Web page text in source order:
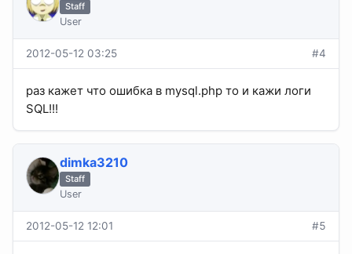
Staff
User
2012-05-12 03:25 #4
раз кажет что ошибка в mysql.php то и кажи логи
SQL!!!
dimka3210
Staff
User
2012-05-12 12:01 #5